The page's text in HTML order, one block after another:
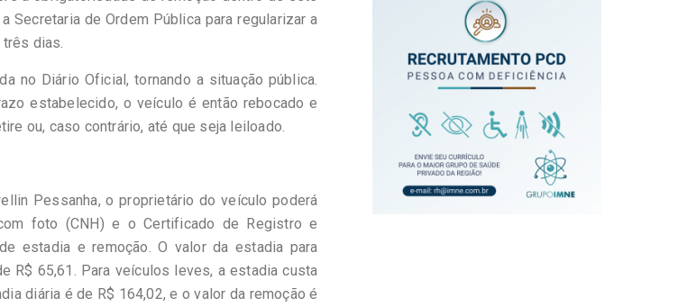
Secretaria de Ordem Pública para regularizar a
dias.
no Diário Oficial, tornando a situação pública.
estabelecido, o veículo é então rebocado e
ou, caso contrário, até que seja leiloado.
Pessanha, o proprietário do veículo poderá
foto (CNH) e o Certificado de Registro e
estadia e remoção. O valor da estadia para
R$ 65,61. Para veículos leves, a estadia custa
diária é de R$ 164,02, e o valor da remoção é